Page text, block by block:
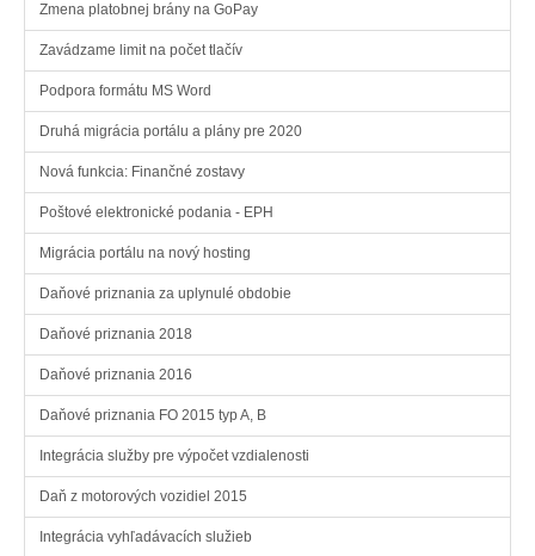
Zmena platobnej brány na GoPay
Zavádzame limit na počet tlačív
Podpora formátu MS Word
Druhá migrácia portálu a plány pre 2020
Nová funkcia: Finančné zostavy
Poštové elektronické podania - EPH
Migrácia portálu na nový hosting
Daňové priznania za uplynulé obdobie
Daňové priznania 2018
Daňové priznania 2016
Daňové priznania FO 2015 typ A, B
Integrácia služby pre výpočet vzdialenosti
Daň z motorových vozidiel 2015
Integrácia vyhľadávacích služieb